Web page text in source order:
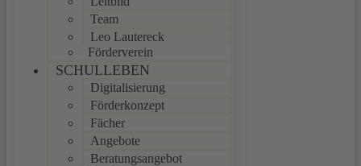
Team
Leo Lautereck
Förderverein
SCHULLEBEN
Digitalisierung
Förderkonzept
Fächer
Angebote
Beratungsangebot